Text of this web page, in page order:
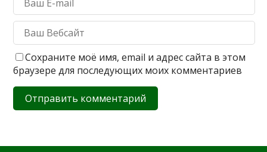
Сохраните моё имя, email и адрес сайта в этом
браузере для последующих моих комментариев